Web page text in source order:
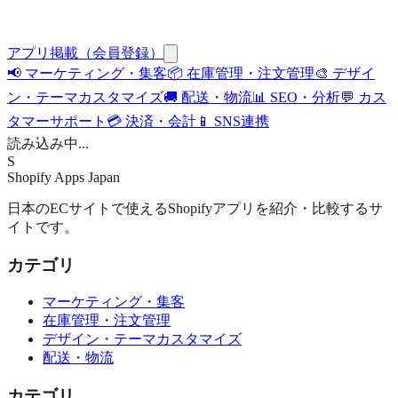
アプリ掲載（会員登録）
📢 マーケティング・集客📦 在庫管理・注文管理🎨 デザイ
ン・テーマカスタマイズ🚚 配送・物流📊 SEO・分析💬 カス
タマーサポート 💳 決済・会計 📱
SNS連携
読み込み中...
S
Shopify Apps Japan
日本のECサイトで使えるShopifyアプリを紹介・比較するサ
イトです。
カテゴリ
マーケティング・集客
在庫管理・注文管理
デザイン・テーマカスタマイズ
配送・物流